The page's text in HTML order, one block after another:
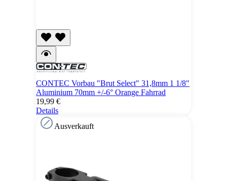
CONTEC Vorbau "Brut Select" 31,8mm 1 1/8"
Aluminium 70mm +/-6° Orange Fahrrad
19,99 €
Details
Ausverkauft